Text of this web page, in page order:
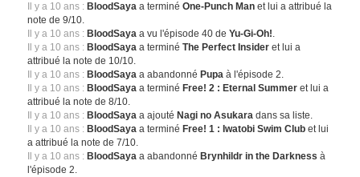
Il y a 10 ans : BloodSaya a terminéOne-Punch Man et lui a attribué la
note de 9/10.
Il y a 10 ans : BloodSaya a vu l'épisode 40 deYu-Gi-Oh!.
Il y a 10 ans : BloodSaya a terminéThe Perfect Insider et lui a
attribué la note de 10/10.
Il y a 10 ans : BloodSaya a abandonné Pupa à l'épisode 2.
Il y a 10 ans : BloodSaya a terminé Free! 2 : Eternal Summer et lui a
attribué la note de 8/10.
Il y a 10 ans : BloodSaya a ajouté Nagi no Asukara dans sa liste.
Il y a 10 ans : BloodSaya a terminé Free! 1 : Iwatobi Swim Club et lui
a attribué la note de 7/10.
Il y a 10 ans : BloodSaya a abandonné Brynhildr in the Darkness à
l'épisode 2.